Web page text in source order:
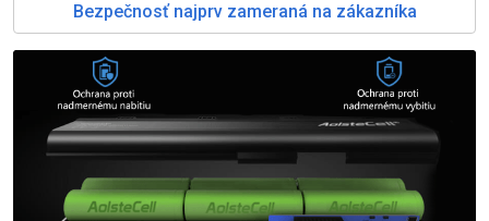
Bezpečnosť najprv zameraná na zákazníka